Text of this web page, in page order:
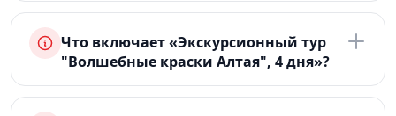
Что включает «Экскурсионный тур
"Волшебные краски Алтая", 4 дня»?